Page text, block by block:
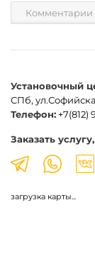
Комментарии
Установочный
СПб,
Телефон: +7(812)
Заказать
загрузка карты...